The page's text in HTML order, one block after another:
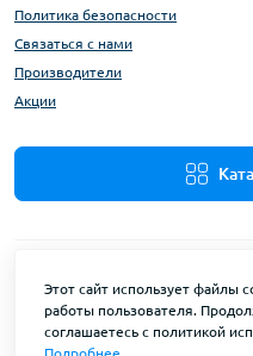
Политика безопасности
Связаться с нами
Производители
Акции
Этот сайт использует файлы
работы пользователя.
соглашаетесь с политикой